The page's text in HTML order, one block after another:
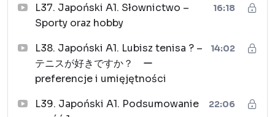
L37. Japoński A1. Słownictwo –
Sporty oraz hobby
16:18
L38. Japoński A1. Lubisz tenisa ? –
テニスが好きですか？ ー
preferencje i umięjętności
14:02
L39. Japoński A1. Podsumowanie
22:06